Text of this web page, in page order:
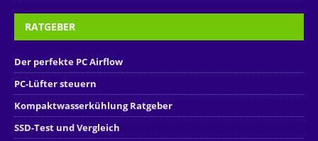
RATGEBER
Der perfekte PC Airflow
PC-Lüfter steuern
Kompaktwasserkühlung Ratgeber
SSD-Test und Vergleich